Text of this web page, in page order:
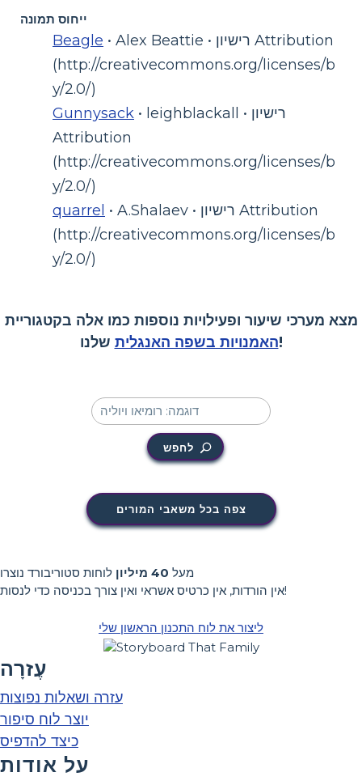
ייחוס תמונה
Beagle • Alex Beattie • רישיון Attribution
(http://creativecommons.org/licenses/b
y/2.0/)
Gunnysack • leighblackall • רישיון
Attribution
(http://creativecommons.org/licenses/b
y/2.0/)
quarrel • A.Shalaev • רישיון Attribution
(http://creativecommons.org/licenses/b
y/2.0/)
מצא מערכי שיעור ופעילויות נוספות כמו אלה בקטגוריית
האמנויות בשפה האנגליתשלנו!
לחפש
צפה בכל משאבי המורים
מעל 40 מיליון
לוחות סטוריבורד נוצרו
אין הורדות, אין כרטיס אשראי ואין צורך בכניסה כדי לנסות!
ליצור את לוח התכנון הראשון שלי
עֶזרָה
עזרה ושאלות נפוצות
יוצר לוח סיפור
כיצד להדפיס
על אודות